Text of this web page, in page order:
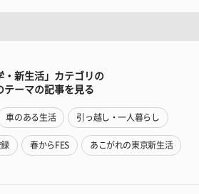
・新生活」カテゴリの
テーマの記事を見る
車のある生活 引っ越し・一人暮らし
録 春からFES あこがれの東京新生活